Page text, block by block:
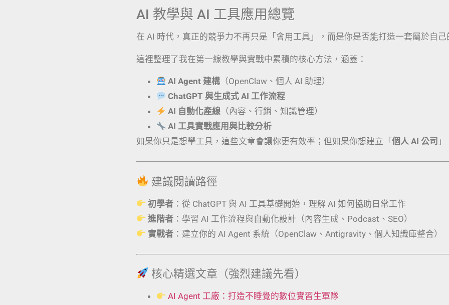
AI 教學與 AI 工具應用總覽
在 AI 時代，真正的競爭力不再只是「會用工具」，而是你是否能打造一套屬於自
這裡整理了我在第一線教學與實戰中累積的核心方法，涵蓋：
AI Agent 建構 （OpenClaw、個人 AI 助理）
ChatGPT 與生成式 AI 工作流程
AI 自動化產線 （內容、行銷、知識管理）
AI 工具實戰應用與比較分析
如果你只是想學工具，這些文章會讓你更有效率；但如果你想建立「 個人 AI 公司
建議閱讀路徑
初學者 ：從 ChatGPT 與 AI 工具基礎開始，理解 AI 如何協助日常工作
進階者 ：學習 AI 工作流程與自動化設計（內容生成、Podcast、SEO）
實戰者 ：建立你的 AI Agent 系統（OpenClaw、Antigravity、個人知識庫整合）
核心精選文章（強烈建議先看）
AI Agent 工廠：打造不睡覺的數位實習生軍隊